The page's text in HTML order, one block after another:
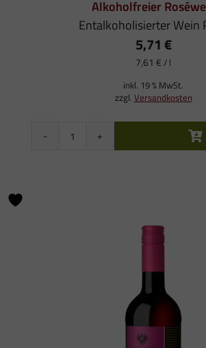
Alkoholfreier
Entalkoholisierter Wein
5,71€
7,61 € / l
inkl. 19 % MwSt.
zzgl. Versandkosten
Zero